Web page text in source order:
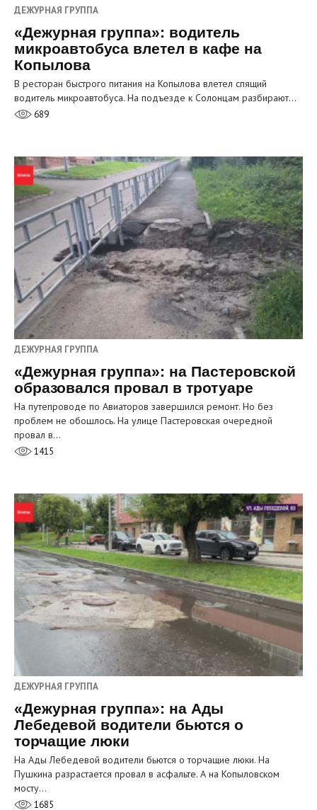
ДЕЖУРНАЯ ГРУППА
«Дежурная группа»: водитель
микроавтобуса влетел в кафе на
Копылова
В ресторан быстрого питания на Копылова влетел спящий
водитель микроавтобуса. На подъезде к Солонцам разбирают…
689
ДЕЖУРНАЯ ГРУППА
«Дежурная группа»: на Пастеровской
образовался провал в тротуаре
На путепроводе по Авиаторов завершился ремонт. Но без
проблем не обошлось. На улице Пастеровская очередной
провал в…
1415
ДЕЖУРНАЯ ГРУППА
«Дежурная группа»: на Ады
Лебедевой водители бьются о
торчащие люки
На Ады Лебедевой водители бьются о торчащие люки. На
Пушкина разрастается провал в асфальте. А на Копыловском
мосту…
1685